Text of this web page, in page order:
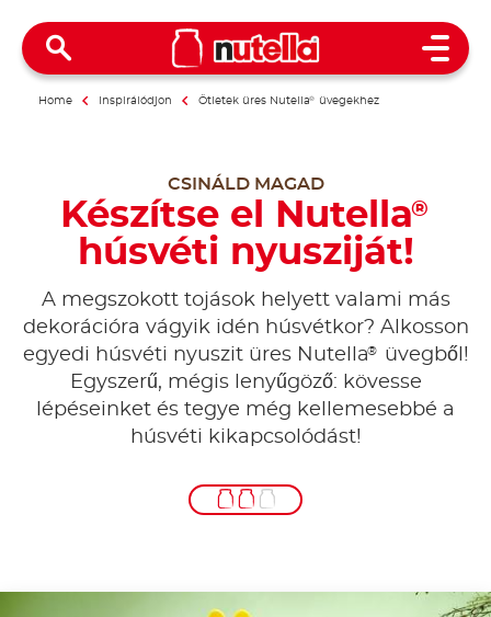
Open
Home Inspirálódjon Ötletek üres Nutella® üvegekhez
CSINÁLD MAGAD
Készítse el Nutella®
húsvéti nyusziját!
A megszokott tojások helyett valami más
dekorációra vágyik idén húsvétkor? Alkosson
egyedi húsvéti nyuszit üres Nutella®
üvegből!
Egyszerű, mégis lenyűgöző: kövesse
lépéseinket és tegye még kellemesebbé a
húsvéti kikapcsolódást!